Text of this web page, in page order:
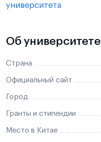
университета
Об университете
Страна
Официальный сайт
Город
Гранты и стипендии
Место в Китае